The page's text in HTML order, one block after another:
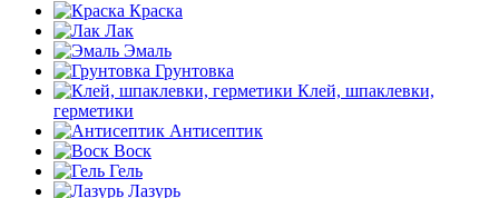
Краска
Лак
Эмаль
Грунтовка
Клей, шпаклевки,
герметики
Антисептик
Воск
Гель
Лазурь